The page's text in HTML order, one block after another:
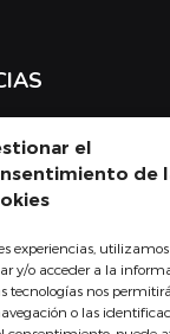
el
de
experiencias,
y/o acceder a la
tecnologías nos
o las
y el COMBU
de privacidad